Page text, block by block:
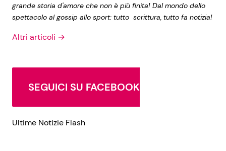
grande storia d'amore che non è più finita! Dal mondo dello
spettacolo al gossip allo sport: tutto scrittura, tutto fa notizia!
Altri articoli →
SEGUICI SU FACEBOOK
Ultime Notizie Flash